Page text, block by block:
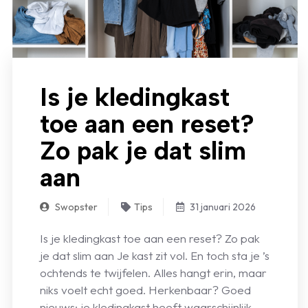
Is je kledingkast
toe aan een reset?
Zo pak je dat slim
aan
Swopster Tips 31 januari 2026
Is je kledingkast toe aan een reset? Zo pak
je dat slim aan Je kast zit vol. En toch sta je ’s
ochtends te twijfelen. Alles hangt erin, maar
niks voelt echt goed. Herkenbaar? Goed